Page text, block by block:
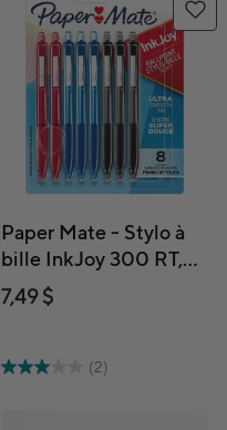
Paper Mate - Stylo à
bille InkJoy 300 RT,
pointe rétractable – 1,0
mm – paquet de 8
7,49 $
(2)